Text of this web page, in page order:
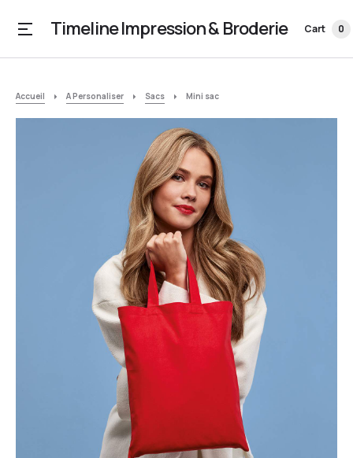
Timeline Impression & Broderie Cart 0
Accueil A Personaliser Sacs Mini sac